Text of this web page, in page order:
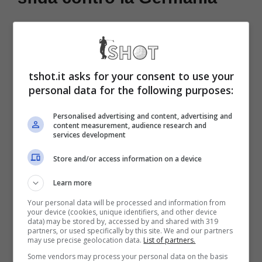
esclusivamente alla gara d’esordio della
Nazionale scozzese. Finalmente è arrivata a
galla la verità con l’intreccio decisivo, un
incidente davvero terribile per i giovani tifosi
scozzesi.
Ancora brutte notizie per la Scozia dopo il
primo tempo terminato a favore della
Germania per 3-0.Poche ore fa cinque
tshot.it asks for your consent to use your
personal data for the following purposes:
Personalised advertising and content, advertising and
content measurement, audience research and
services development
Store and/or access information on a device
Learn more
Your personal data will be processed and information from
your device (cookies, unique identifiers, and other device
data) may be stored by, accessed by and shared with 319
partners, or used specifically by this site. We and our partners
may use precise geolocation data. List of partners.
Some vendors may process your personal data on the basis